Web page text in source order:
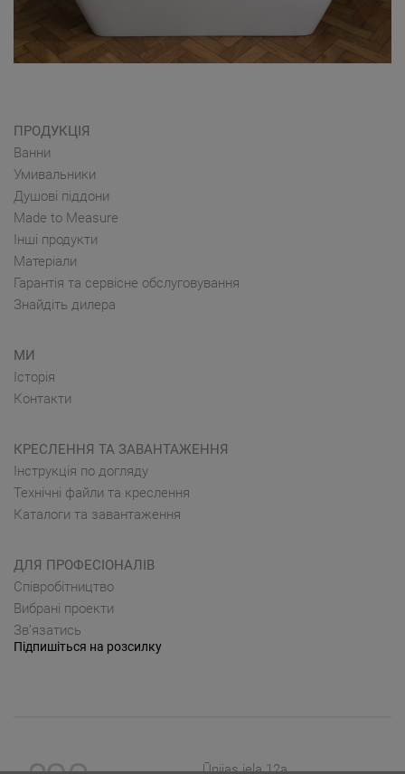
ПРОДУКЦІЯ
Ванни
Умивальники
Душові піддони
Made to Measure
Інші продукти
Матеріали
Гарантія та сервісне обслуговування
Знайдіть дилера
МИ
Історія
Контакти
КРЕСЛЕННЯ ТА ЗАВАНТАЖЕННЯ
Інструкція по догляду
Технічні файли та креслення
Каталоги та завантаження
ДЛЯ ПРОФЕСІОНАЛІВ
Cпівробітництво
Вибрані проекти
Зв’язатись
Підпишіться на розсилку
Ūnijas iela 12a,